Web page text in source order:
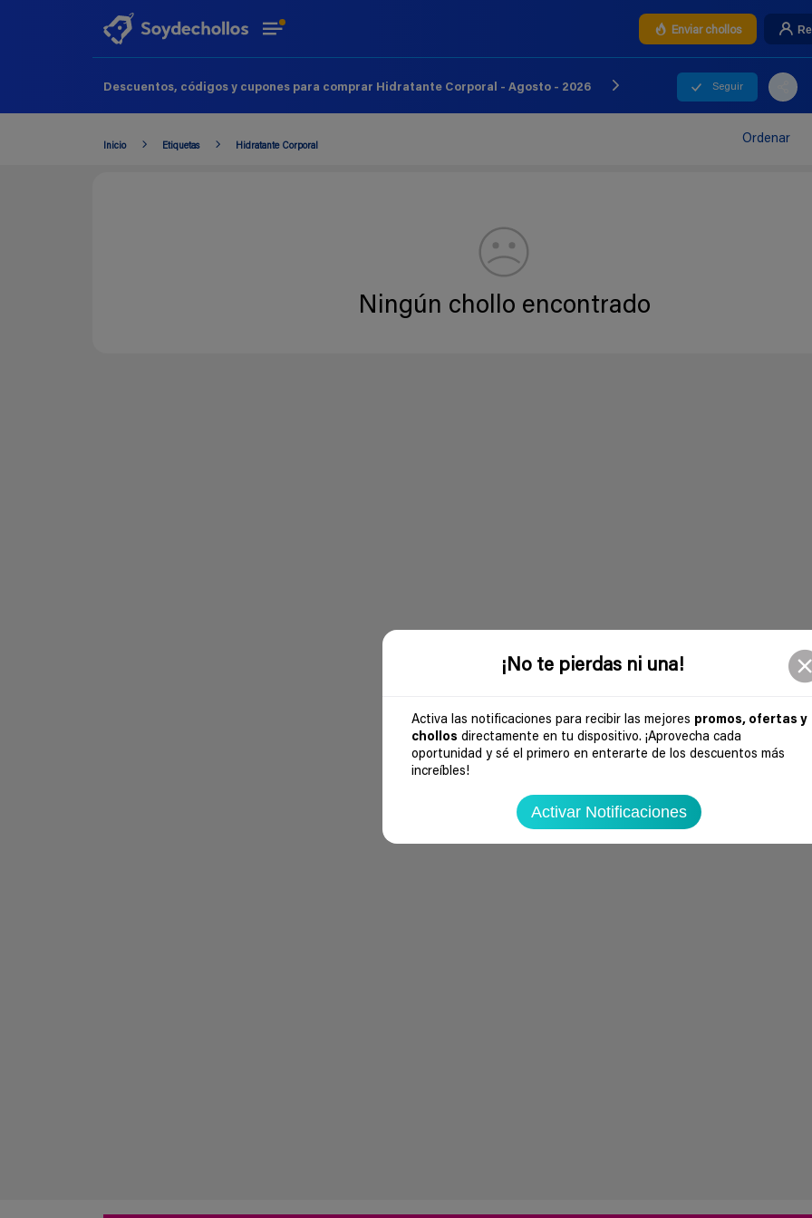
¡No te pierdas ni una!
Activa las notificaciones para recibir las mejores promos, ofertas y
chollos directamente en tu dispositivo. ¡Aprovecha cada
oportunidad y sé el primero en enterarte de los descuentos más
increíbles!
Activar Notificaciones
Enviar chollos
Descuentos, códigos y cupones para comprar Hidratante Corporal - Agosto - 2026 Seguir
Inicio Etiquetas Hidratante Corporal Ordenar
Ningún chollo encontrado